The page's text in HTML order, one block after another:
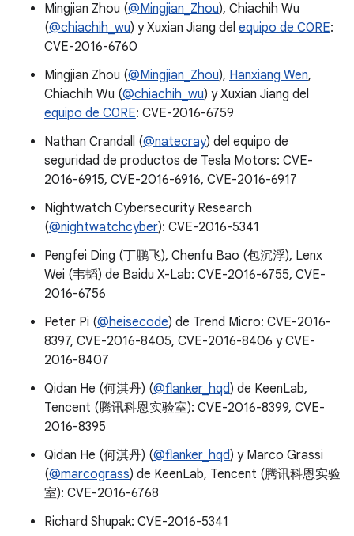
Mingjian Zhou (@Mingjian_Zhou), Chiachih Wu
(@chiachih_wu) y Xuxian Jiang del equipo de C0RE:
CVE-2016-6760
Mingjian Zhou (@Mingjian_Zhou), Hanxiang Wen,
Chiachih Wu (@chiachih_wu) y Xuxian Jiang del
equipo de C0RE: CVE-2016-6759
Nathan Crandall (@natecray) del equipo de
seguridad de productos de Tesla Motors: CVE-
2016-6915, CVE-2016-6916, CVE-2016-6917
Nightwatch Cybersecurity Research
(@nightwatchcyber): CVE-2016-5341
Pengfei Ding (丁鹏飞), Chenfu Bao (包沉浮), Lenx
Wei (韦韬) de Baidu X-Lab: CVE-2016-6755, CVE-
2016-6756
Peter Pi (@heisecode) de Trend Micro: CVE-2016-
8397, CVE-2016-8405, CVE-2016-8406 y CVE-
2016-8407
Qidan He (何淇丹) (@flanker_hqd) de KeenLab,
Tencent (腾讯科恩实验室): CVE-2016-8399, CVE-
2016-8395
Qidan He (何淇丹) (@flanker_hqd) y Marco Grassi
(@marcograss) de KeenLab, Tencent (腾讯科恩实验
室): CVE-2016-6768
Richard Shupak: CVE-2016-5341